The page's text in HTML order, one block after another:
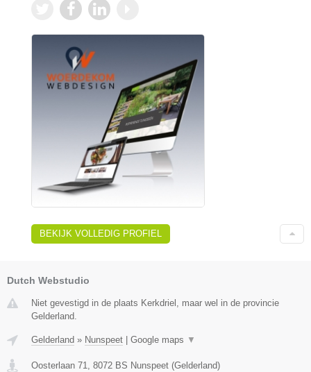
BEKIJK VOLLEDIG PROFIEL
Dutch Webstudio
Niet gevestigd in de plaats Kerkdriel, maar wel in de provincie
Gelderland.
Gelderland » Nunspeet Google maps ▼
Oosterlaan 71, 8072 BS Nunspeet (Gelderland)